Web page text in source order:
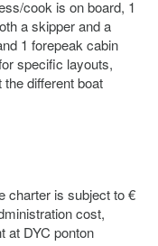
cook is on board, 1
a skipper and a
1 forepeak cabin
specific layouts,
different boat
charter is subject to €
cost,
at DYC ponton